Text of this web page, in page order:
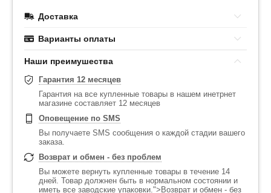
Доставка
Варианты оплаты
Наши преимушества
Гарантия 12 месяцев
Гарантия на все купленные товары в нашем инетрнет
магазине составляет 12 месяцев
Оповещение по SMS
Вы получаете SMS сообщения о каждой стадии вашего
заказа.
Возврат и обмен - без проблем
Вы можете вернуть купленные товары в течение 14
дней. Товар должнен быть в нормальном состоянии и
иметь все заводские упаковки.">Возврат и обмен - без